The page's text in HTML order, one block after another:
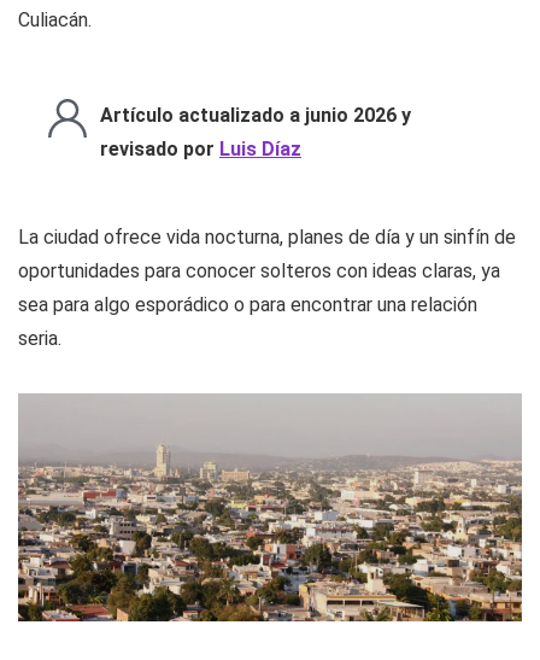
Culiacán.
Artículo actualizado a junio 2026 y
revisado por Luis Díaz
La ciudad ofrece vida nocturna, planes de día y un sinfín de
oportunidades para conocer solteros con ideas claras, ya
sea para algo esporádico o para encontrar una relación
seria.